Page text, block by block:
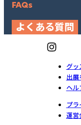
FAQs
よくある質問
グッ
出展
ヘル
プラ
運営